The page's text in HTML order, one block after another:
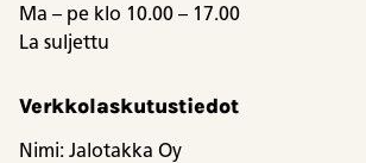
Ma – pe klo 10.00 – 17.00
La suljettu
Verkkolaskutustiedot
Nimi: Jalotakka Oy